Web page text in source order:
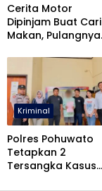
Cerita Motor
Dipinjam Buat Cari
Makan, Pulangnya
Pohuwato
Kriminal
Polres Pohuwato
Tetapkan 2
Tersangka Kasus